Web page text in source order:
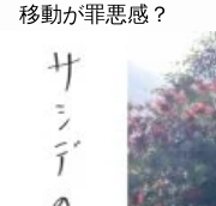
移動が罪悪感？